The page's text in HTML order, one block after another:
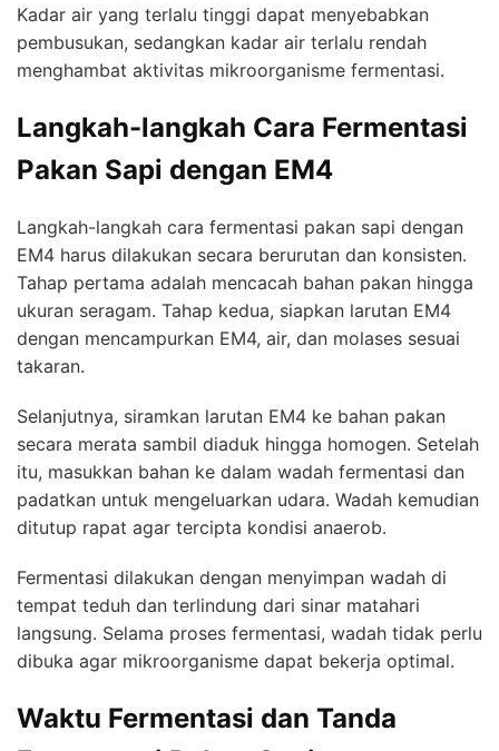
Kadar air yang terlalu tinggi dapat menyebabkan
pembusukan, sedangkan kadar air terlalu rendah
menghambat aktivitas mikroorganisme fermentasi.
Langkah-langkah Cara Fermentasi
Pakan Sapi dengan EM4
Langkah-langkah cara fermentasi pakan sapi dengan
EM4 harus dilakukan secara berurutan dan konsisten.
Tahap pertama adalah mencacah bahan pakan hingga
ukuran seragam. Tahap kedua, siapkan larutan EM4
dengan mencampurkan EM4, air, dan molases sesuai
takaran.
Selanjutnya, siramkan larutan EM4 ke bahan pakan
secara merata sambil diaduk hingga homogen. Setelah
itu, masukkan bahan ke dalam wadah fermentasi dan
padatkan untuk mengeluarkan udara. Wadah kemudian
ditutup rapat agar tercipta kondisi anaerob.
Fermentasi dilakukan dengan menyimpan wadah di
tempat teduh dan terlindung dari sinar matahari
langsung. Selama proses fermentasi, wadah tidak perlu
dibuka agar mikroorganisme dapat bekerja optimal.
Waktu Fermentasi dan Tanda